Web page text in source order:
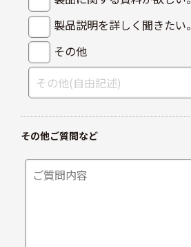
製品説明を詳しく聞きたい。
その他
その他ご質問など